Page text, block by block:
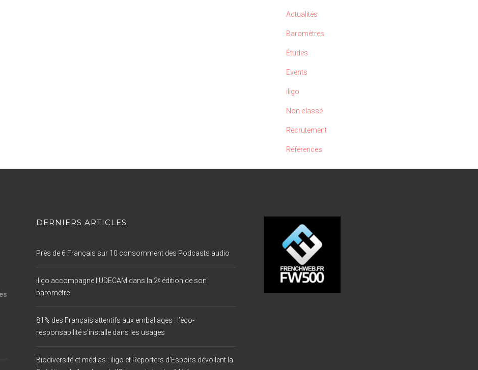
Actualités
Baromètres
Études
Events
iligo
Non classé
Recrutement
Références
DERNIERS ARTICLES
Près de 6 Français sur 10 consomment des Podcasts audio
iligo accompagne l’UDECAM dans la 2ᵉ édition de son
baromètre
81% des Français attentifs aux emballages : l’éco-
responsabilité s’installe dans les usages
Biodiversité et médias : iligo et Reporters d’Espoirs dévoilent la